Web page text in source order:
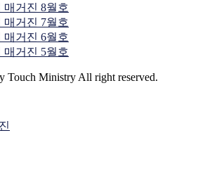
매거진 8월호
매거진 7월호
매거진 6월호
매거진 5월호
Touch Ministry All right reserved.